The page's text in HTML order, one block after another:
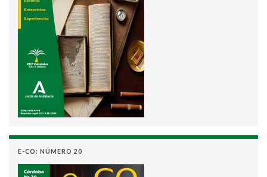
E-CO: NÚMERO 20